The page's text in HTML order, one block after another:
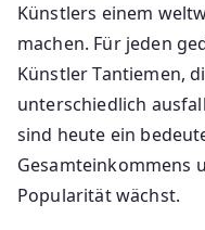
Künstlers einem
machen. Für jeden
Künstler Tantiemen,
unterschiedlich
sind heute ein
Gesamteinkommens
Popularität wächst.